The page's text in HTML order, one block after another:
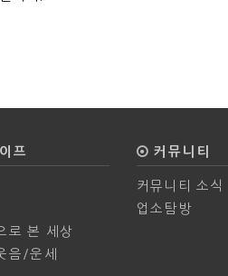
프
로 본 세상
음/운세
커뮤니티
커뮤니티 소식
업소탐방